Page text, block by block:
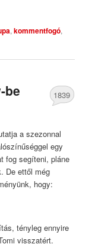
,kommentfogó,
be
1839
a szezonnal
egy
fog segíteni, pláne
De ettől még
hogy:
tényleg ennyire
visszatért.